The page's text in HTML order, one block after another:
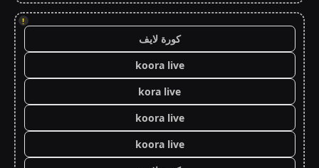
!
كورة لايف
koora live
kora live
koora live
koora live